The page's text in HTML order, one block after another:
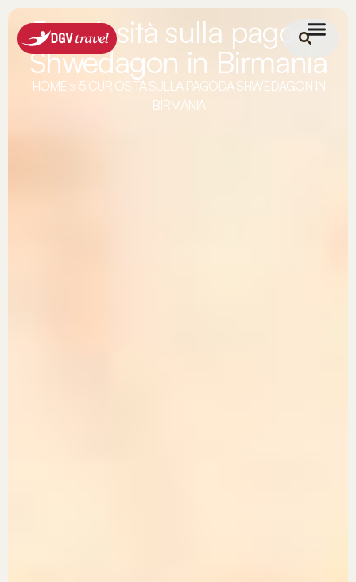
5 curiosità sulla pagoda
Shwedagon in Birmania
HOME» 5 CURIOSITÀ SULLA PAGODA SHWEDAGON IN
BIRMANIA